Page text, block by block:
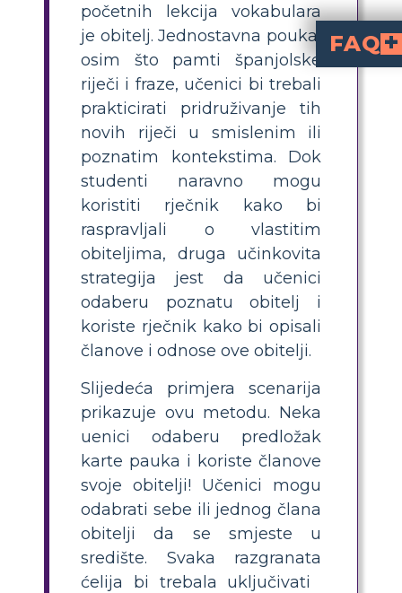
početnih lekcija vokabulara
je obitelj. Jednostavna pouka,
osim što pamti španjolske
riječi i fraze, učenici bi trebali
prakticirati pridruživanje tih
novih riječi u smislenim ili
poznatim kontekstima. Dok
studenti naravno mogu
koristiti rječnik kako bi
raspravljali o vlastitim
obiteljima, druga učinkovita
strategija jest da učenici
odaberu poznatu obitelj i
koriste rječnik kako bi opisali
članove i odnose ove obitelji.
Slijedeća primjera scenarija
prikazuje ovu metodu. Neka
uenici odaberu predložak
karte pauka i koriste članove
svoje obitelji! Učenici mogu
odabrati sebe ili jednog člana
obitelji da se smjeste u
središte. Svaka razgranata
ćelija bi trebala uključivati ​​
FAQ